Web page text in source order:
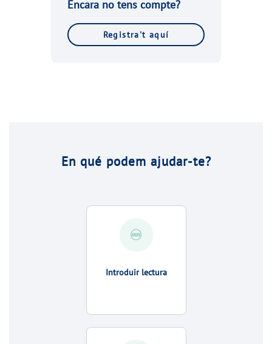
En qué podem ajudar-te?
Introduir lectura
Encara no tens compte?
Registra't aquí